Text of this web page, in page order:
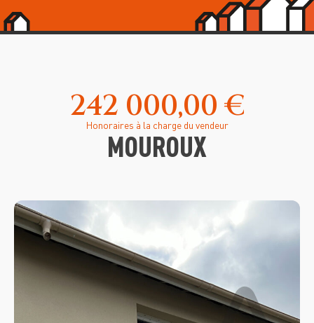
Honoraires à la charge du vendeur
242 000,00 €
MOUROUX